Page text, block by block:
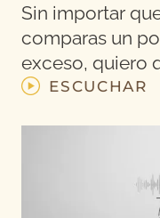
Sin importar
comparas un
exceso, quiero
ESCUCHAR